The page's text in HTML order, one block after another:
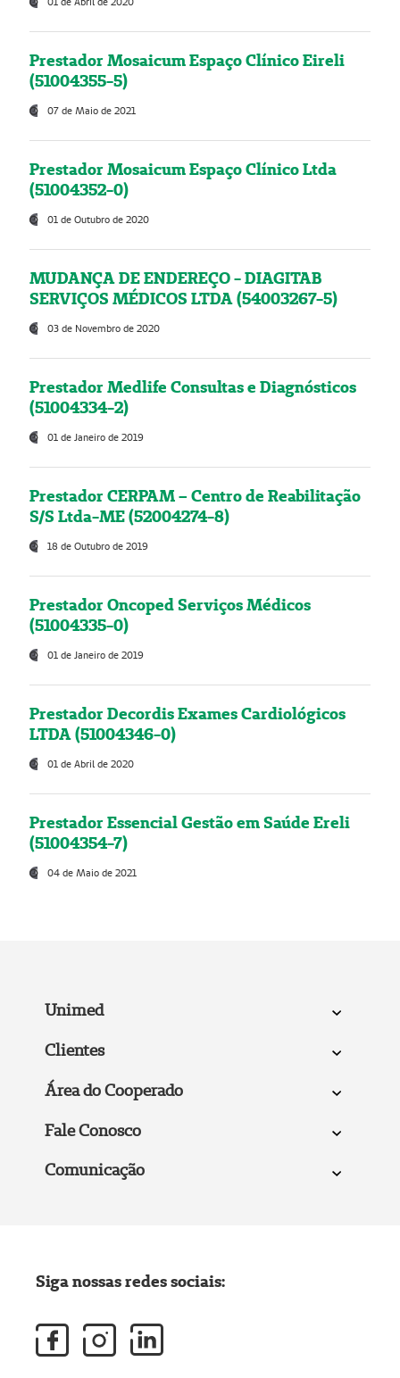
Prestador Mosaicum Espaço Clínico Eireli
(51004355-5)
07 de Maio de 2021
Prestador Mosaicum Espaço Clínico Ltda
(51004352-0)
01 de Outubro de 2020
MUDANÇA DE ENDEREÇO - DIAGITAB
SERVIÇOS MÉDICOS LTDA (54003267-5)
03 de Novembro de 2020
Prestador Medlife Consultas e Diagnósticos
(51004334-2)
01 de Janeiro de 2019
Prestador CERPAM – Centro de Reabilitação
S/S Ltda-ME (52004274-8)
18 de Outubro de 2019
Prestador Oncoped Serviços Médicos
(51004335-0)
01 de Janeiro de 2019
Prestador Decordis Exames Cardiológicos
LTDA (51004346-0)
01 de Abril de 2020
Prestador Essencial Gestão em Saúde Ereli
(51004354-7)
04 de Maio de 2021
Unimed
Clientes
Área do Cooperado
Fale Conosco
Comunicação
Siga nossas redes sociais: